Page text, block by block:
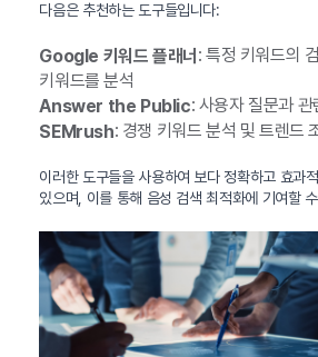
다음은 추천하는 도구들입니다:
Google 키워드 플래너 : 특정 키워드의
키워드를 분석
Answer the Public: 사용자 질문과
SEMrush: 경쟁 키워드 분석 및 트렌드
이러한 도구들을 사용하여 보다 정확하고 효과
있으며, 이를 통해 음성 검색 최적화에 기여할